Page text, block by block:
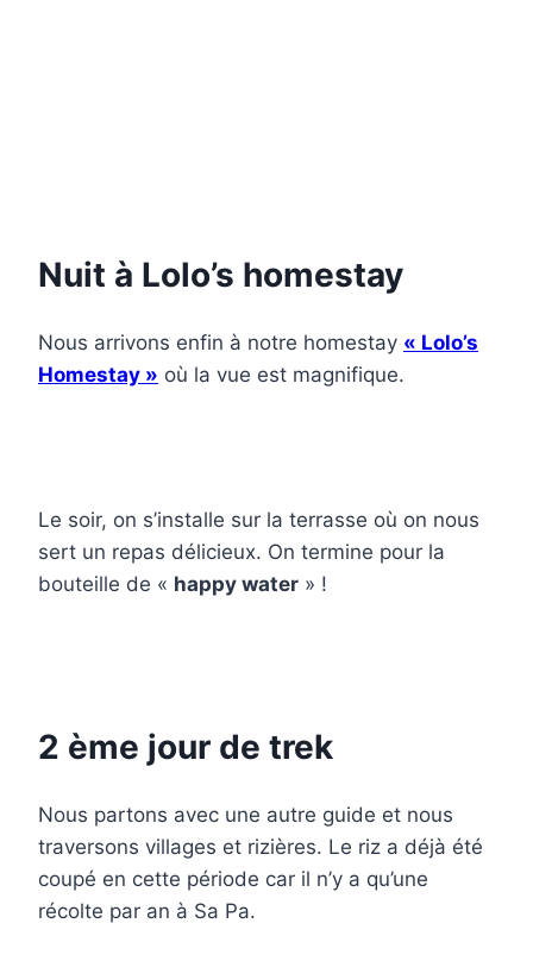
Nuit à Lolo’s homestay
Nous arrivons enfin à notre homestay « Lolo’s
Homestay » où la vue est magnifique.
Le soir, on s’installe sur la terrasse où on nous
sert un repas délicieux. On termine pour la
bouteille de « happy water » !
2 ème jour de trek
Nous partons avec une autre guide et nous
traversons villages et rizières. Le riz a déjà été
coupé en cette période car il n’y a qu’une
récolte par an à Sa Pa.